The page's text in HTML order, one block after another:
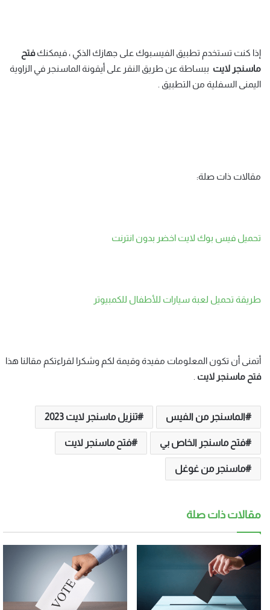
إذا كنت تستخدم تطبيق الفيسبوك على جهازك الذكي ، فيمكنكفتح
ماسنجر لايت ببساطة عن طريق النقر على أيقونة الماسنجر في الزاوية
اليمنى السفلية من التطبيق .
مقالات ذات صلة:
تحميل فيس بوك لايت اخضر بدون انترنت
طريقة تحميل لعبة سيارات للأطفال للكمبيوتر
أتمنى أن تكون المعلومات مفيدة وقيمة لكم وشكرا لقراءتكم مقالنا هذا
فتح ماسنجر لايت
الماسنجر من الفيس تنزيل ماسنجر لايت 2023
فتح ماسنجر الخاص بي فتح ماسنجر لايت
ماسنجر من غوغل
مقالات ذات صلة